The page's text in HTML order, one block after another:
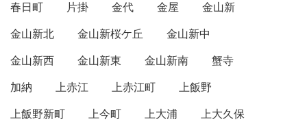
春日町 片掛 金代 金屋
金山新
金山新北
金山新桜ケ丘
金山新中
金山新西
金山新東 金山新南
蟹寺
加納
上赤江 上赤江町
上飯野
上飯野新町
上今町 上大浦
上大久保